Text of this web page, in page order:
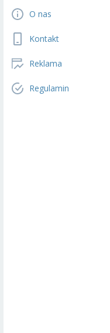
O nas
Kontakt
Reklama
Regulamin